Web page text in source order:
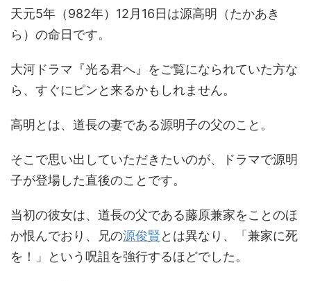
天元5年（982年）12月16日は源高明（たかあき
ら）の命日です。
大河ドラマ『光る君へ』をご覧になられていた方な
ら、すぐにピンと来るかもしれません。
高明とは、道長の妻である源明子の父のこと。
そこで思い出していただきたいのが、ドラマで源明
子が登場した直後のことです。
当初の彼女は、道長の父である藤原兼家をことのほ
か恨んでおり、兄の源俊賢とは異なり、「兼家に死
を！」という呪詛を強行するほどでした。